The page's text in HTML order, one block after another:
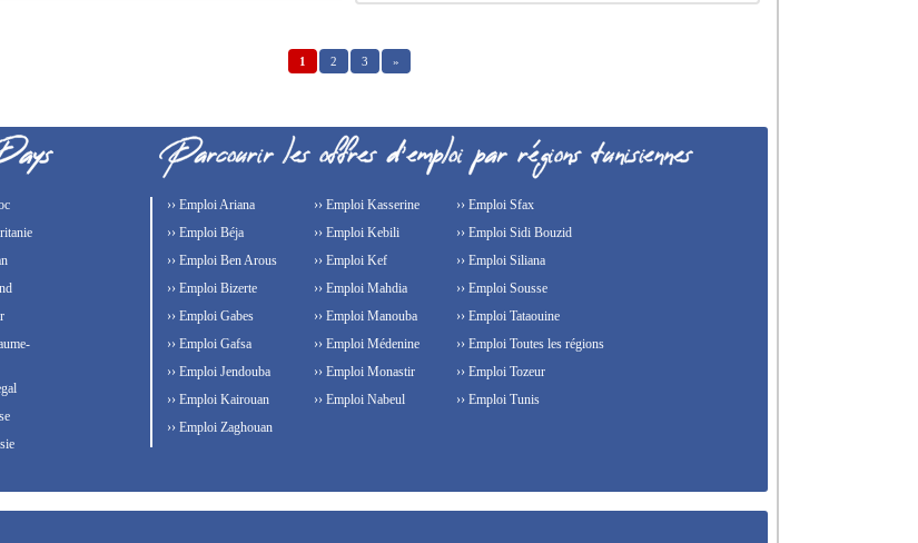
1 2 3 »
›› Emploi Ariana
›› Emploi Béja
›› Emploi Ben Arous
›› Emploi Bizerte
›› Emploi Gabes
›› Emploi Gafsa
›› Emploi Jendouba
›› Emploi Kairouan
›› Emploi Kasserine
›› Emploi Kebili
›› Emploi Kef
›› Emploi Mahdia
›› Emploi Manouba
›› Emploi Médenine
›› Emploi Monastir
›› Emploi Nabeul
›› Emploi Sfax
›› Emploi Sidi Bouzid
›› Emploi Siliana
›› Emploi Sousse
›› Emploi Tataouine
›› Emploi Toutes les régions
›› Emploi Tozeur
›› Emploi Tunis
›› Emploi Zaghouan